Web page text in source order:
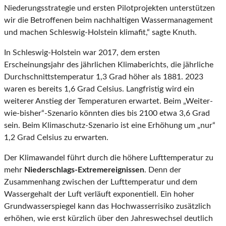
Niederungsstrategie und ersten Pilotprojekten unterstützen
wir die Betroffenen beim nachhaltigen Wassermanagement
und machen Schleswig-Holstein klimafit,“ sagte Knuth.
In Schleswig-Holstein war 2017, dem ersten
Erscheinungsjahr des jährlichen Klimaberichts, die jährliche
Durchschnittstemperatur 1,3 Grad höher als 1881. 2023
waren es bereits 1,6 Grad Celsius. Langfristig wird ein
weiterer Anstieg der Temperaturen erwartet. Beim „Weiter-
wie-bisher“-Szenario könnten dies bis 2100 etwa 3,6 Grad
sein. Beim Klimaschutz-Szenario ist eine Erhöhung um „nur“
1,2 Grad Celsius zu erwarten.
Der Klimawandel führt durch die höhere Lufttemperatur zu
mehr Niederschlags-Extremereignissen. Denn der
Zusammenhang zwischen der Lufttemperatur und dem
Wassergehalt der Luft verläuft exponentiell. Ein hoher
Grundwasserspiegel kann das Hochwasserrisiko zusätzlich
erhöhen, wie erst kürzlich über den Jahreswechsel deutlich